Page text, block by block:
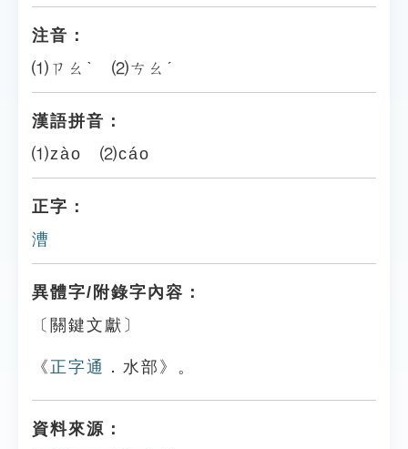
注音：
⑴ㄗㄠˋ ⑵ㄘㄠˊ
漢語拼音：
⑴zào ⑵cáo
正字：
漕
異體字/附錄字內容：
〔關鍵文獻〕
《 正字通 ．水部》。
資料來源：